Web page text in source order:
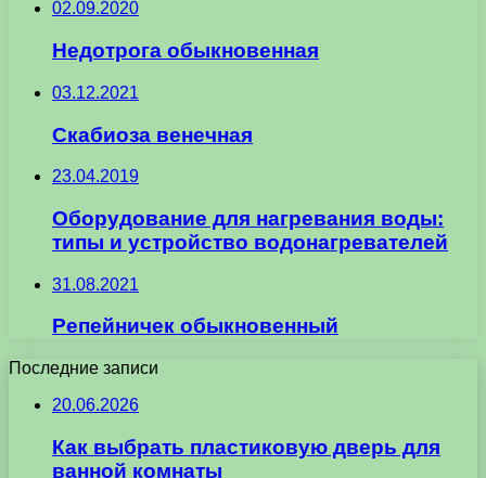
02.09.2020
Недотрога обыкновенная
03.12.2021
Скабиоза венечная
23.04.2019
Оборудование для нагревания воды:
типы и устройство водонагревателей
31.08.2021
Репейничек обыкновенный
Последние записи
20.06.2026
Как выбрать пластиковую дверь для
ванной комнаты